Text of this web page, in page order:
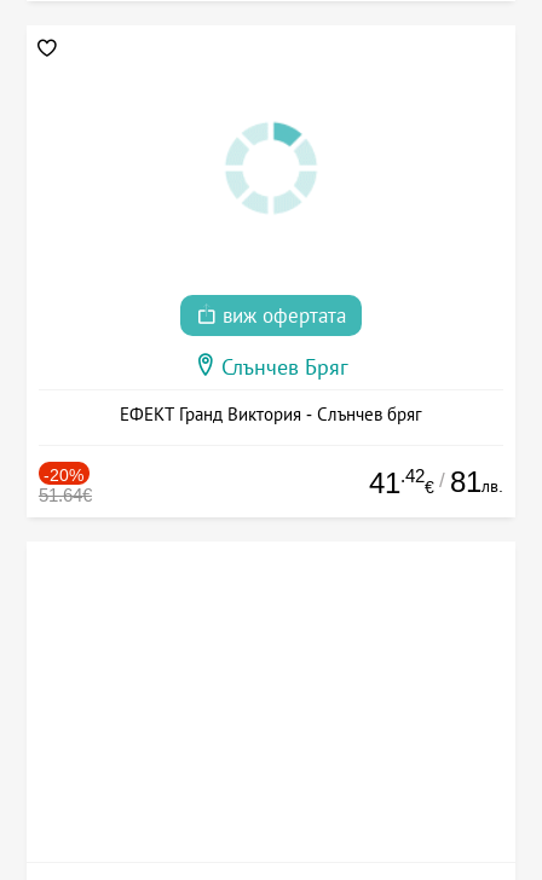
виж офертата
Слънчев Бряг
ЕФЕКТ Гранд Виктория - Слънчев бряг
-20%
51.64€ 41.42
€ / 81лв.